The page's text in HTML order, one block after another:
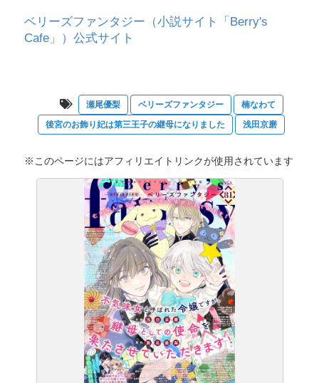
ベリーズファンタジー（小説サイト「Berry's
Cafe」）公式サイト
瀬尾優梨 ベリーズファンタジー
楠なわて
後宮のお飾り妃は第三王子の継母になりました
浅田京磨
※このページにはアフィリエイトリンクが使用されています